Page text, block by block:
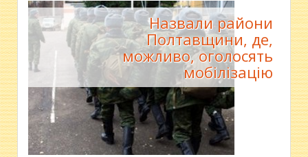
Назвали райони
Полтавщини, де,
можливо, оголосять
мобілізацію